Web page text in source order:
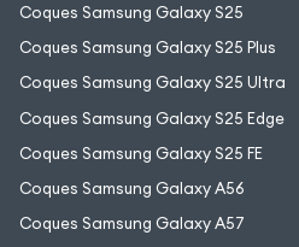
Coques Samsung Galaxy S25
Coques Samsung Galaxy S25 Plus
Coques Samsung Galaxy S25 Ultra
Coques Samsung Galaxy S25 Edge
Coques Samsung Galaxy S25 FE
Coques Samsung Galaxy A56
Coques Samsung Galaxy A57